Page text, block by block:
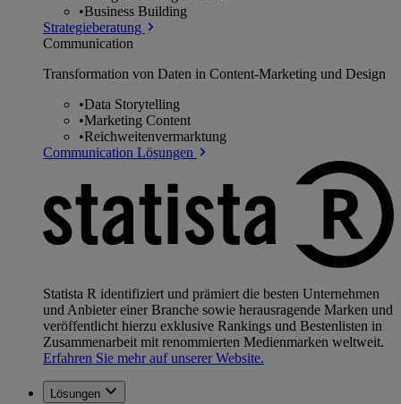
•Business Building
Strategieberatung
Communication
Transformation von Daten in Content-Marketing und Design
•Data Storytelling
•Marketing Content
•Reichweitenvermarktung
Communication Lösungen
Statista R identifiziert und prämiert die besten Unternehmen
und Anbieter einer Branche sowie herausragende Marken und
veröffentlicht hierzu exklusive Rankings und Bestenlisten in
Zusammenarbeit mit renommierten Medienmarken weltweit.
Erfahren Sie mehr auf unserer Website.
Lösungen